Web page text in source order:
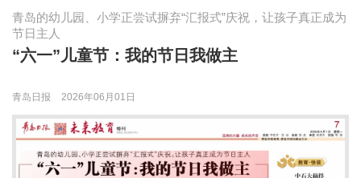
青岛的幼儿园、小学正尝试摒弃“汇报式”庆祝，让孩子真正成为
节日主人
“六一”儿童节：我的节日我做主
青岛日报 2026年06月01日